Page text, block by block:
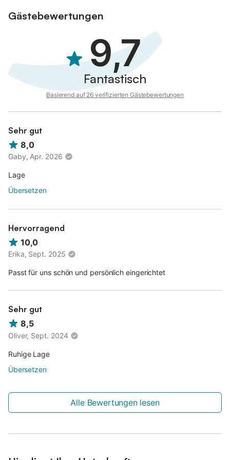
Gästebewertungen
9,7
Fantastisch
Basierend auf 26 verifizierten Gästebewertungen
Sehr gut
8,0
Gaby, Apr. 2026
Lage
Übersetzen
Hervorragend
10,0
Erika, Sept. 2025
Passt für uns schön und persönlich eingerichtet
Sehr gut
8,5
Oliver, Sept. 2024
Ruhige Lage
Übersetzen
Alle Bewertungen lesen